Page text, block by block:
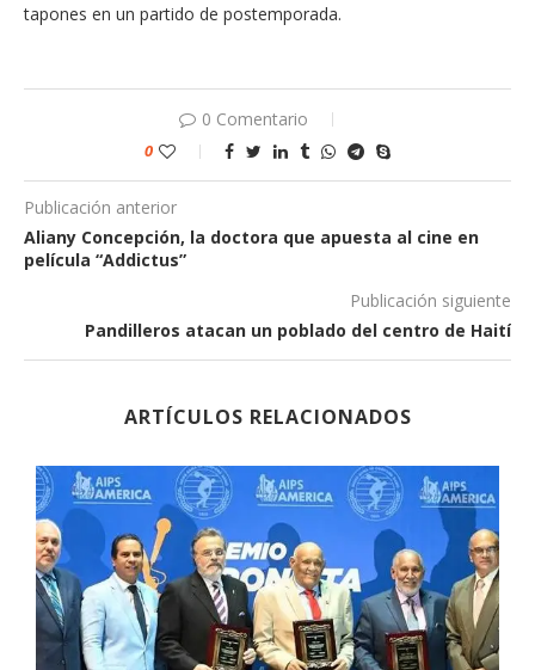
tapones en un partido de postemporada.
0 Comentario
0
Publicación anterior
Aliany Concepción, la doctora que apuesta al cine en
película “Addictus”
Publicación siguiente
Pandilleros atacan un poblado del centro de Haití
ARTÍCULOS RELACIONADOS